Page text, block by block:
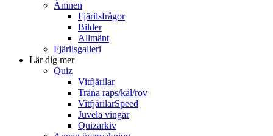
Ämnen
Fjärilsfrågor
Bilder
Allmänt
Fjärilsgalleri
Lär dig mer
Quiz
Vitfjärilar
Träna raps/kål/rov
VitfjärilarSpeed
Juvela vingar
Quizarkiv